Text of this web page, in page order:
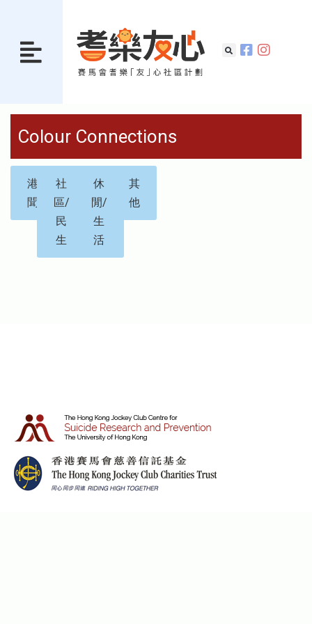
Colour Connections
港
聞
社
區/
民
生
休
閒/
生
活
其
他